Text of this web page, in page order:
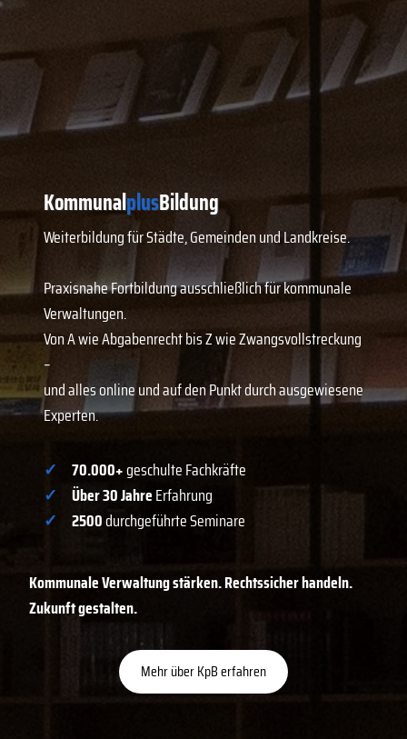
KommunalplusBildung
Weiterbildung für Städte, Gemeinden und Landkreise.
Praxisnahe Fortbildung ausschließlich für kommunale
Verwaltungen.
Von A wie Abgabenrecht bis Z wie Zwangsvollstreckung
–
und alles online und auf den Punkt durch ausgewiesene
Experten.
✓ 70.000+geschulte Fachkräfte
✓
Über 30 JahreErfahrung
✓
2500durchgeführte Seminare
Kommunale Verwaltung stärken. Rechtssicher handeln.
Zukunft gestalten.
Mehr über KpB erfahren